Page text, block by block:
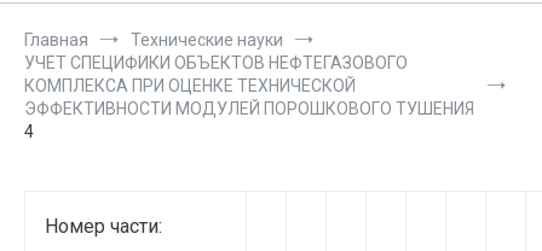
Главная
Технические науки
УЧЕТ СПЕЦИФИКИ ОБЪЕКТОВ НЕФТЕГАЗОВОГО
КОМПЛЕКСА ПРИ ОЦЕНКЕ ТЕХНИЧЕСКОЙ
ЭФФЕКТИВНОСТИ МОДУЛЕЙ ПОРОШКОВОГО ТУШЕНИЯ
4
Номер части: